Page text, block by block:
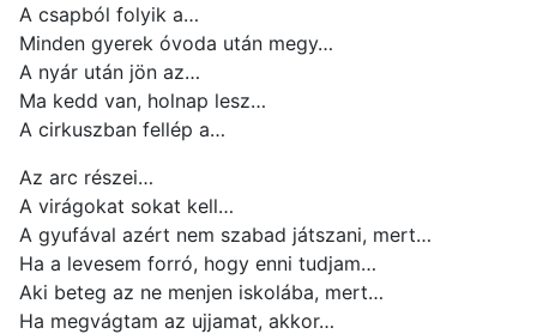
A csapból folyik a…
Minden gyerek óvoda után megy…
A nyár után jön az…
Ma kedd van, holnap lesz…
A cirkuszban fellép a…
Az arc részei…
A virágokat sokat kell…
A gyufával azért nem szabad játszani, mert…
Ha a levesem forró, hogy enni tudjam…
Aki beteg az ne menjen iskolába, mert…
Ha megvágtam az ujjamat, akkor…